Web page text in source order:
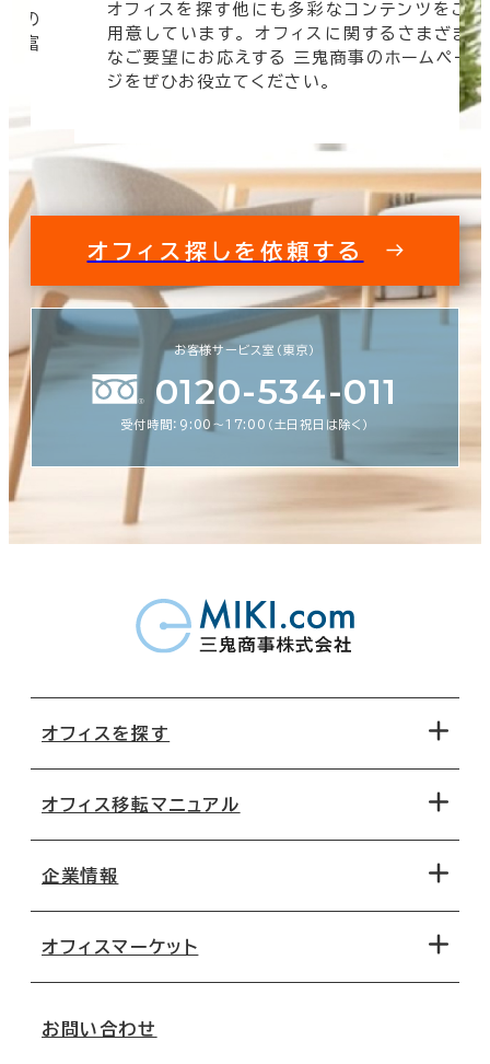
の
豊富
オフィスを探す他にも多彩なコンテンツをご
用意しています。 オフィスに関するさまざま
なご要望にお応えする 三鬼商事のホームペー
ジをぜひお役立てください。
オフィス探しを依頼する
お客様サービス室（東京）
0120-534-011
受付時間：9:00〜17:00（土日祝日は除く）
オフィスを探す
地図から探す
路線・駅から探す
オフィス移転マニュアル
移転コストシミュレーション
移転スケジュール
オフィス移転Q&A
企業情報
オフィスマーケット
お問い合わせ